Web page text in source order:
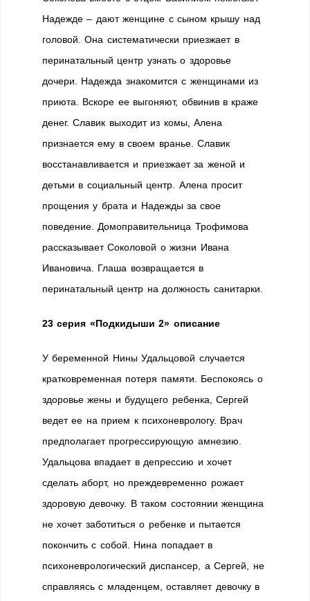
Надежде – дают женщине с сыном крышу над
головой. Она систематически приезжает в
перинатальный центр узнать о здоровье
дочери. Надежда знакомится с женщинами из
приюта. Вскоре ее выгоняют, обвинив в краже
денег. Славик выходит из комы, Алена
признается ему в своем вранье. Славик
восстанавливается и приезжает за женой и
детьми в социальный центр. Алена просит
прощения у брата и Надежды за свое
поведение. Домоправительница Трофимова
рассказывает Соколовой о жизни Ивана
Ивановича. Глаша возвращается в
перинатальный центр на должность санитарки.
23 серия «Подкидыши 2» описание
У беременной Нины Удальцовой случается
кратковременная потеря памяти. Беспокоясь о
здоровье жены и будущего ребенка, Сергей
ведет ее на прием к психоневрологу. Врач
предполагает прогрессирующую амнезию.
Удальцова впадает в депрессию и хочет
сделать аборт, но преждевременно рожает
здоровую девочку. В таком состоянии женщина
не хочет заботиться о ребенке и пытается
покончить с собой. Нина попадает в
психоневрологический диспансер, а Сергей, не
справляясь с младенцем, оставляет девочку в